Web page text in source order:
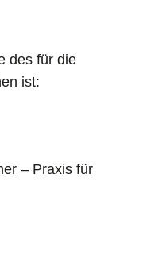
des für die
ist:
– Praxis für